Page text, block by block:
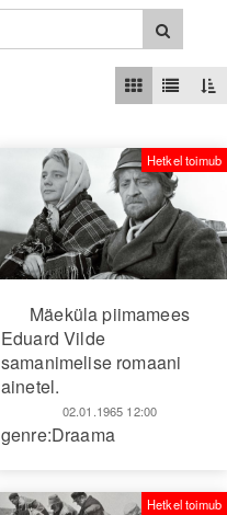
Mäeküla piimamees
Eduard Vilde
samanimelise romaani
ainetel.
02.01.1965 12:00
Hetkel toimub
genre:Draama
Hetkel toimub